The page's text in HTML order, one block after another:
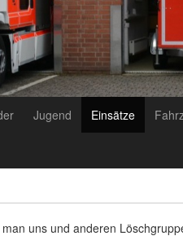
Jugend Einsätze
uns und anderen